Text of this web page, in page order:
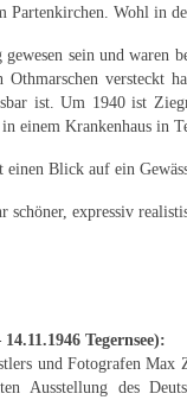
Wohl in
sein und waren
versteckt
ist. Um 1940 ist
einem Krankenhaus in
Blick auf ein
expressiv
Tegernsee):
und Fotografen
Ausstellung des